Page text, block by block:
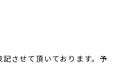
させて頂いております。予